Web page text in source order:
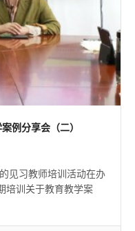
例分享会（二）
见习教师培训活动在办
培训关于教育教学案